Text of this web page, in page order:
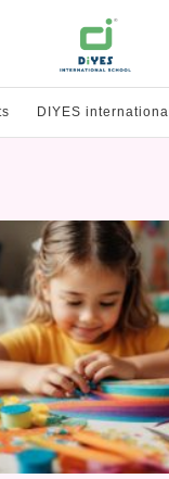
DIYES international